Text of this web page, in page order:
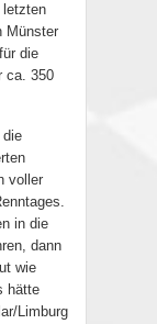
letzten
Münster
die
ca. 350
die
voller
in die
dann
wie
hätte
Limburg